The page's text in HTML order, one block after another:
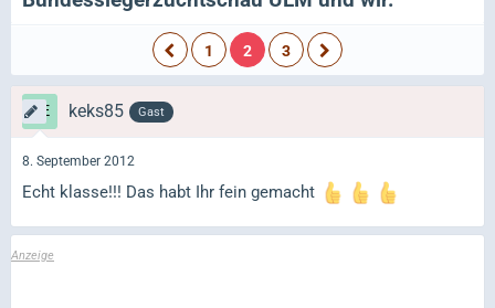
1 2 3
keks85 Gast
8. September 2012
Echt klasse!!! Das habt Ihr fein gemacht